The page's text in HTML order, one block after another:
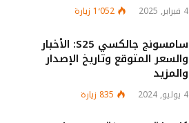
4 فبراير, 2025 1٬052 زيارة
سامسونج جالكسي S25: الأخبار
والسعر المتوقع وتاريخ الإصدار
والمزيد
4 يوليو, 2024 835 زيارة